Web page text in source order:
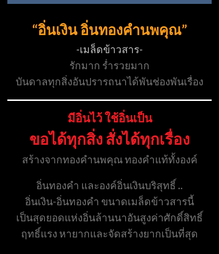
“อิ่นเงิน อิ่นทองคำนพคุณ”
-เมล็ดข้าวสาร-
รักมาก ร่ำรวยมาก
บันดาลทุกสิ่งอันปรารถนาได้พันช่องพันเรื่อง
มีอิ่นไว้ ใช้อิ่นเป็น
ขอได้ทุกสิ่ง สั่งได้ทุกเรื่อง
สร้างจากทองคำนพคุณ ทองคำแท้ทั้งองค์
อิ่นทองคำ และองค์อิ่นเงินบริสุทธิ์ ..
อิ่นเงิน-อิ่นทองคำ ขนาดเมล็ดข้าวสารนี้
เป็นสุดยอดแห่งอิ่นล้านนาอันสูงค่าศักดิ์สิทธิ์
ฤทธิ์แรง หายากและจัดสร้างยากเป็นที่สุด